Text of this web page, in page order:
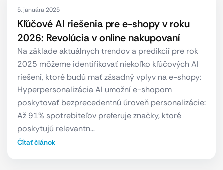
5. januára 2025
Kľúčové AI riešenia pre e-shopy v roku
2026: Revolúcia v online nakupovaní
Na základe aktuálnych trendov a predikcií pre rok
2025 môžeme identifikovať niekoľko kľúčových AI
riešení, ktoré budú mať zásadný vplyv na e-shopy:
Hyperpersonalizácia AI umožní e-shopom
poskytovať bezprecedentnú úroveň personalizácie:
Až 91% spotrebiteľov preferuje značky, ktoré
poskytujú relevantn…
Čítať článok